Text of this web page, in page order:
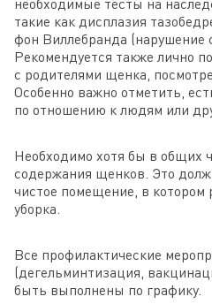
такие как дисплазия
фон Виллебранда (нарушение
Рекомендуется также лично
с родителями щенка,
Особенно важно отметить,
по отношению к людям или
Необходимо хотя бы в общих
содержания щенков. Это
чистое помещение, в котором
уборка.
Все профилактические
(дегельминтизация,
быть выполнены по графику.